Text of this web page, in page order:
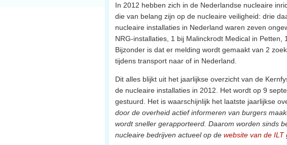
In 2012 hebben zich in de Nederlandse nucleaire
die van belang zijn op de nucleaire veiligheid: drie
nucleaire installaties in Nederland waren zeven
NRG-installaties, 1 bij Malinckrodt Medical in
Bijzonder is dat er melding wordt gemaakt van 2
tijdens transport naar of in Nederland.
Dit alles blijkt uit het jaarlijkse overzicht van de
de nucleaire installaties in 2012. Het wordt op 9
gestuurd. Het is waarschijnlijk het laatste jaarlijkse
door de overheid actief informeren van burgers
wordt sneller gerapporteerd. Daarom worden sinds
nucleaire bedrijven actueel op de website van de ILT